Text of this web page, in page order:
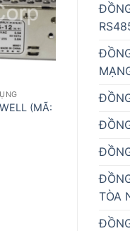
TÒA
(MÃ:
BỘ NGUỒN
NES-